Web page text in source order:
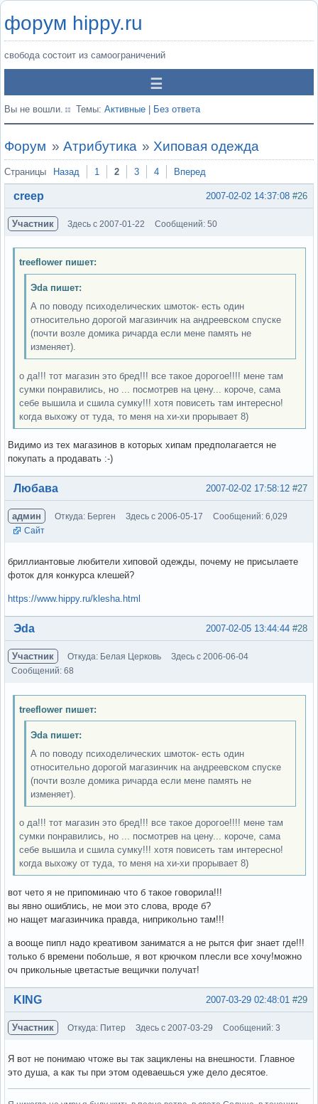
форум hippy.ru
свобода состоит из самоограничений
Вы не вошли. Темы: Активные Без ответа
Форум » Атрибутика » Хиповая одежда
Страницы Назад 1 2 3 4 Вперед
#26
2007-02-02 14:37:08
creep
Участник Здесь с 2007-01-22 Сообщений: 50
treeflower пишет:
Эda пишет:
А по поводу психоделических шмоток- есть один
относительно дорогой магазинчик на андреевском спуске
(почти возле домика ричарда если мене память не
изменяет).
о да!!! тот магазин это бред!!! все такое дорогое!!!! мене там
сумки понравились, но ... посмотрев на цену... короче, сама
себе вышила и сшила сумку!!! хотя повисеть там интересно!
когда выхожу от туда, то меня на хи-хи прорывает 8)
Видимо из тех магазинов в которых хипам предполагается не
покупать а продавать :-)
Вне форума #27
2007-02-02 17:58:12
Любава
админ Откуда: Берген Здесь с 2006-05-17
Сообщений: 6,029
Сайт
бриллиантовые любители хиповой одежды, почему не присылаете
фоток для конкурса клешей?
https://www.hippy.ru/klesha.html
Вне форума #28
2007-02-05 13:44:44
Эda
Участник Откуда: Белая Церковь
Здесь с 2006-06-04
Сообщений: 68
treeflower пишет:
Эda пишет:
А по поводу психоделических шмоток- есть один
относительно дорогой магазинчик на андреевском спуске
(почти возле домика ричарда если мене память не
изменяет).
о да!!! тот магазин это бред!!! все такое дорогое!!!! мене там
сумки понравились, но ... посмотрев на цену... короче, сама
себе вышила и сшила сумку!!! хотя повисеть там интересно!
когда выхожу от туда, то меня на хи-хи прорывает 8)
вот чето я не припоминаю что б такое говорила!!!
вы явно ошиблись, не мои это слова, вроде б?
но нащет магазинчика правда, ниприкольно там!!!
а вооще пипл надо креативом заниматся а не рытся фиг знает где!!!
только б времени побольше, я вот крючком плесли все хочу!можно
оч прикольные цветастые вещички получат!
Вне форума #29
2007-03-29 02:48:01
KING
Участник Откуда: Питер Здесь с 2007-03-29 Сообщений: 3
Я вот не понимаю чтоже вы так зациклены на внешности. Главное
это душа, а как ты при этом одеваешься уже дело десятое.